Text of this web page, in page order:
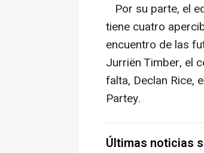
Por su parte, el
tiene cuatro
encuentro de las
Jurriën Timber, el
falta, Declan Rice,
Partey.
Últimas noticias